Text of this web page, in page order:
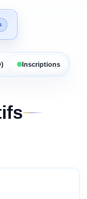
Inscriptions